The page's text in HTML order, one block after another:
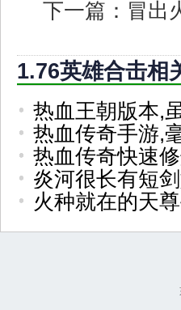
下一篇： 冒出
1.76英雄合击相
热血王朝版本,
热血传奇手游,
热血传奇快速
炎河很长有短
火种就在的天